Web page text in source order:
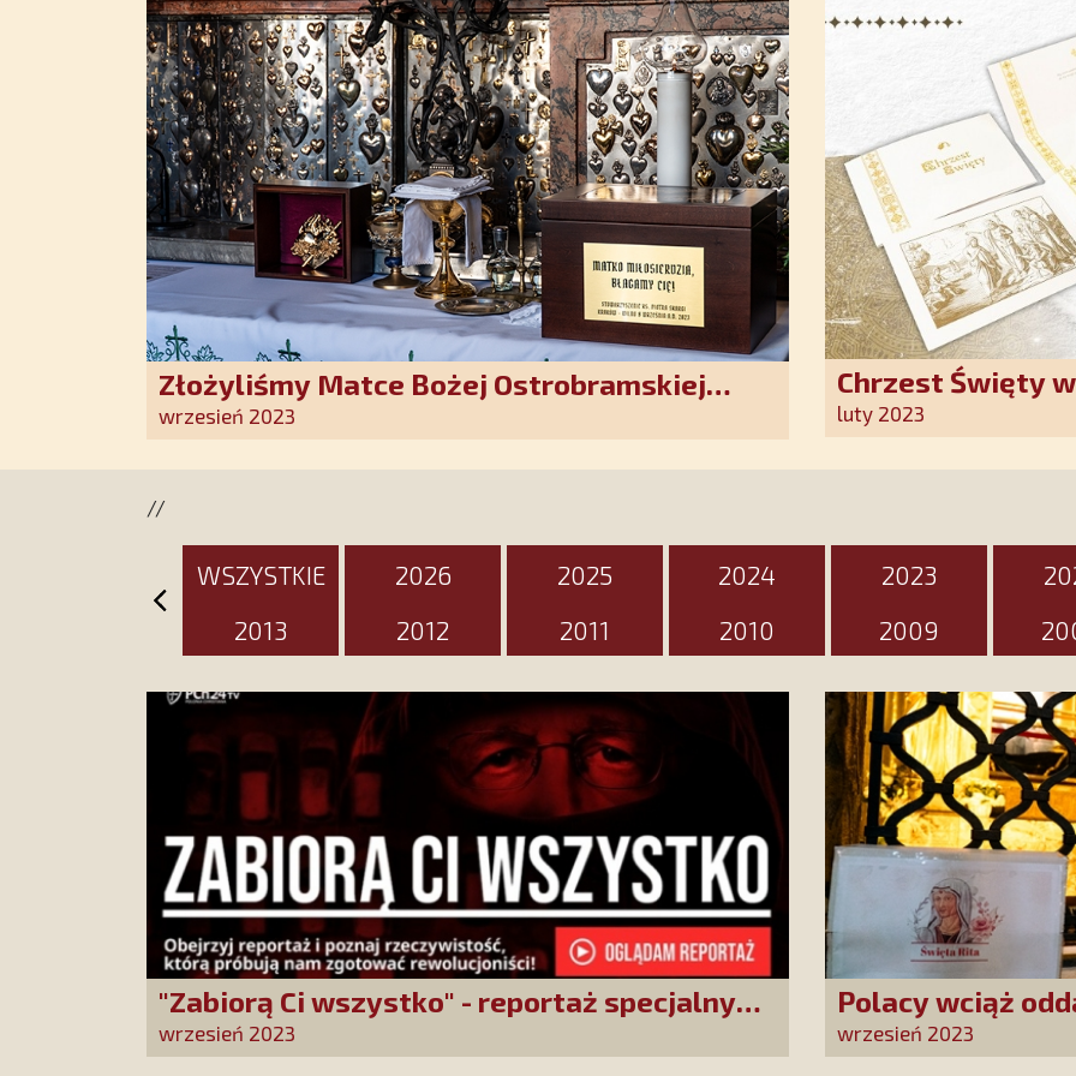
Złożyliśmy Matce Bożej Ostrobramskiej
pozłacane wotum
wrzesień 2023
Chrzest Święty
Kościoła. Nasz
luty 2023
//
WSZYSTKIE 2026 2025 2024 2023
2013
2012 2011 2010 2009
"Zabiorą Ci wszystko" - reportaż specjalny
PCh24TV
wrzesień 2023
Polacy wciąż
wrzesień 2023